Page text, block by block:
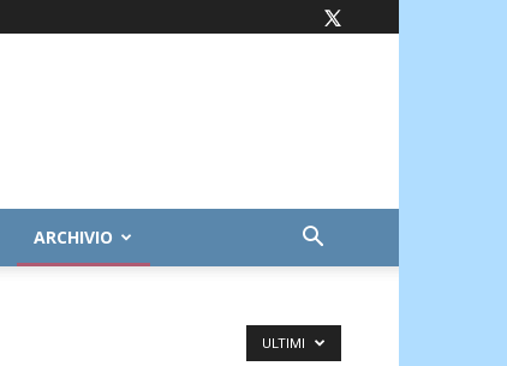
ARCHIVIO
ULTIMI